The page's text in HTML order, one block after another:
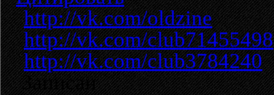
http://vk.com/oldzine
http://vk.com/club71455498
http://vk.com/club3784240
Записан